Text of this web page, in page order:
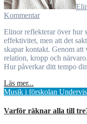
Kommentar
Elinor reflekterar över hur snabbhet ofta misstas för kompetens och
effektivitet, men att det
skapar kontakt. Genom att
relation, kropp och
Hur påverkar ditt tempo
Läs mer...
Musik i förskolan
Varför räknar alla till